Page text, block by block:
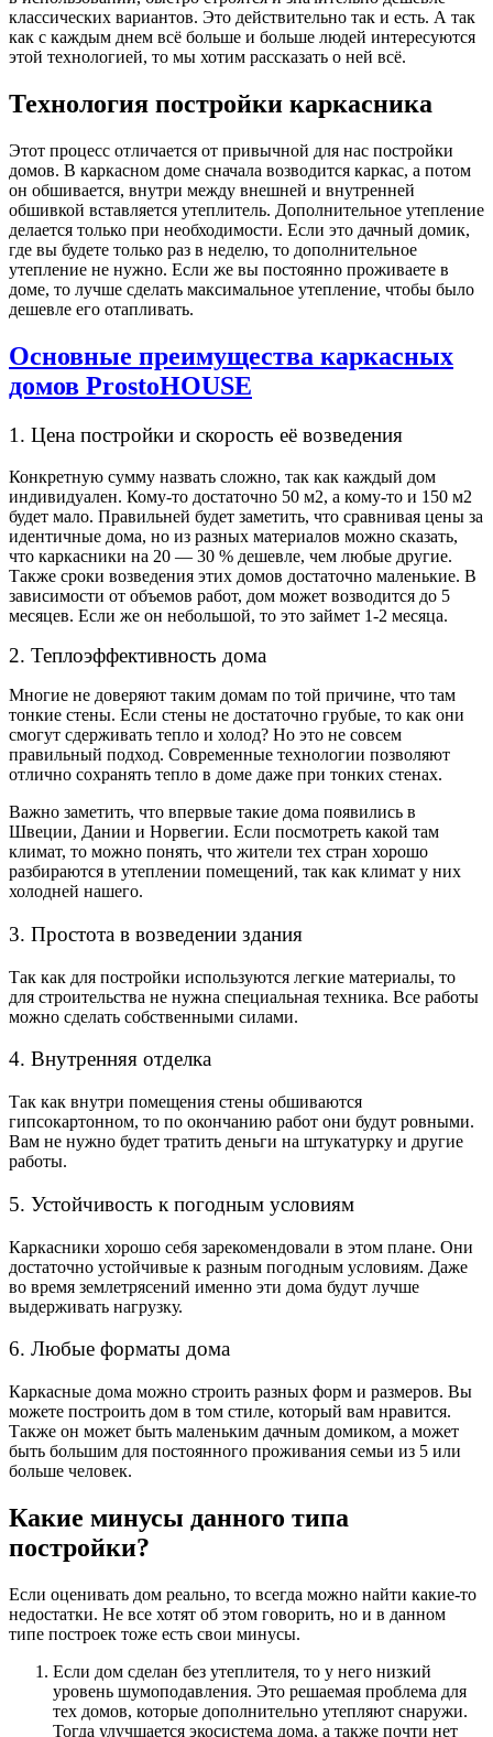
классических вариантов. Это действительно так и есть. А так
как с каждым днем всё больше и больше людей интересуются
этой технологией, то мы хотим рассказать о ней всё.
Технология постройки каркасника
Этот процесс отличается от привычной для нас постройки
домов. В каркасном доме сначала возводится каркас, а потом
он обшивается, внутри между внешней и внутренней
обшивкой вставляется утеплитель. Дополнительное утепление
делается только при необходимости. Если это дачный домик,
где вы будете только раз в неделю, то дополнительное
утепление не нужно. Если же вы постоянно проживаете в
доме, то лучше сделать максимальное утепление, чтобы было
дешевле его отапливать.
Основные преимущества каркасных
домов ProstoHOUSE
1. Цена постройки и скорость её возведения
Конкретную сумму назвать сложно, так как каждый дом
индивидуален. Кому-то достаточно 50 м2, а кому-то и 150 м2
будет мало. Правильней будет заметить, что сравнивая цены за
идентичные дома, но из разных материалов можно сказать,
что каркасники на 20 — 30 % дешевле, чем любые другие.
Также сроки возведения этих домов достаточно маленькие. В
зависимости от объемов работ, дом может возводится до 5
месяцев. Если же он небольшой, то это займет 1-2 месяца.
2. Теплоэффективность дома
Многие не доверяют таким домам по той причине, что там
тонкие стены. Если стены не достаточно грубые, то как они
смогут сдерживать тепло и холод? Но это не совсем
правильный подход. Современные технологии позволяют
отлично сохранять тепло в доме даже при тонких стенах.
Важно заметить, что впервые такие дома появились в
Швеции, Дании и Норвегии. Если посмотреть какой там
климат, то можно понять, что жители тех стран хорошо
разбираются в утеплении помещений, так как климат у них
холодней нашего.
3. Простота в возведении здания
Так как для постройки используются легкие материалы, то
для строительства не нужна специальная техника. Все работы
можно сделать собственными силами.
4. Внутренняя отделка
Так как внутри помещения стены обшиваются
гипсокартонном, то по окончанию работ они будут ровными.
Вам не нужно будет тратить деньги на штукатурку и другие
работы.
5. Устойчивость к погодным условиям
Каркасники хорошо себя зарекомендовали в этом плане. Они
достаточно устойчивые к разным погодным условиям. Даже
во время землетрясений именно эти дома будут лучше
выдерживать нагрузку.
6. Любые форматы дома
Каркасные дома можно строить разных форм и размеров. Вы
можете построить дом в том стиле, который вам нравится.
Также он может быть маленьким дачным домиком, а может
быть большим для постоянного проживания семьи из 5 или
больше человек.
Какие минусы данного типа
постройки?
Если оценивать дом реально, то всегда можно найти какие-то
недостатки. Не все хотят об этом говорить, но и в данном
типе построек тоже есть свои минусы.
Если дом сделан без утеплителя, то у него низкий
уровень шумоподавления. Это решаемая проблема для
тех домов, которые дополнительно утепляют снаружи.
Тогда улучшается экосистема дома, а также почти нет